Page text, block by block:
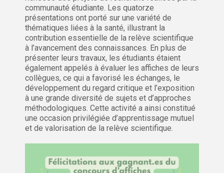
communauté étudiante. Les quatorze
présentations ont porté sur une variété de
thématiques liées à la santé, illustrant la
contribution essentielle de la relève scientifique
à l’avancement des connaissances. En plus de
présenter leurs travaux, les étudiants étaient
également appelés à évaluer les affiches de leurs
collègues, ce qui a favorisé les échanges, le
développement du regard critique et l’exposition
à une grande diversité de sujets et d’approches
méthodologiques. Cette activité a ainsi constitué
une occasion privilégiée d’apprentissage mutuel
et de valorisation de la relève scientifique.